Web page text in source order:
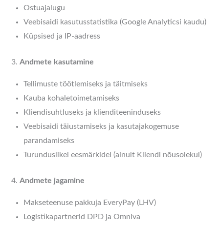
Ostuajalugu
Veebisaidi kasutusstatistika (Google Analyticsi kaudu)
Küpsised ja IP-aadress
Andmete kasutamine
Tellimuste töötlemiseks ja täitmiseks
Kauba kohaletoimetamiseks
Kliendisuhtluseks ja klienditeeninduseks
Veebisaidi täiustamiseks ja kasutajakogemuse
parandamiseks
Turunduslikel eesmärkidel (ainult Kliendi nõusolekul)
Andmete jagamine
Makseteenuse pakkuja EveryPay (LHV)
Logistikapartnerid DPD ja Omniva